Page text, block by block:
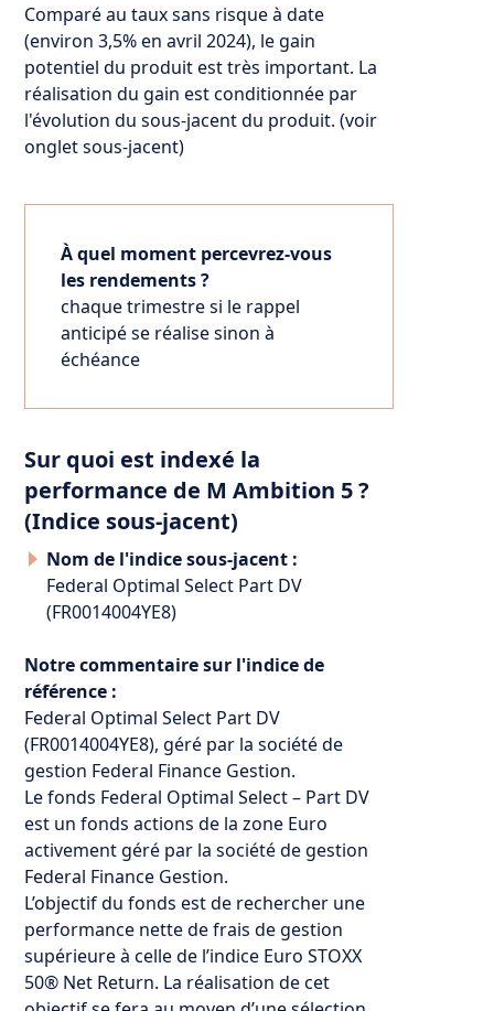
Comparé au taux sans risque à date
(environ 3,5% en avril 2024), le gain
potentiel du produit est très important. La
réalisation du gain est conditionnée par
l'évolution du sous-jacent du produit. (voir
onglet sous-jacent)
À quel moment percevrez-vous
les rendements ?
chaque trimestre si le rappel
anticipé se réalise sinon à
échéance
Sur quoi est indexé la
performance de M Ambition 5 ?
(Indice sous-jacent)
Nom de l'indice sous-jacent :
Federal Optimal Select Part DV
(FR0014004YE8)
Notre commentaire sur l'indice de
référence :
Federal Optimal Select Part DV
(FR0014004YE8), géré par la société de
gestion Federal Finance Gestion.
Le fonds Federal Optimal Select – Part DV
est un fonds actions de la zone Euro
activement géré par la société de gestion
Federal Finance Gestion.
L’objectif du fonds est de rechercher une
performance nette de frais de gestion
supérieure à celle de l’indice Euro STOXX
50® Net Return. La réalisation de cet